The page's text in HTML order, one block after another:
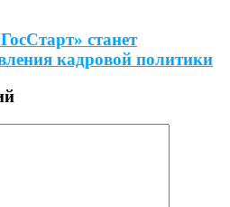
станет
кадровой политики